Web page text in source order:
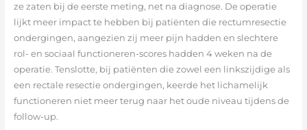
ze zaten bij de eerste meting, net na diagnose. De operatie
lijkt meer impact te hebben bij patiënten die rectumresectie
ondergingen, aangezien zij meer pijn hadden en slechtere
rol- en sociaal functioneren-scores hadden 4 weken na de
operatie. Tenslotte, bij patiënten die zowel een linkszijdige als
een rectale resectie ondergingen, keerde het lichamelijk
functioneren niet meer terug naar het oude niveau tijdens de
follow-up.